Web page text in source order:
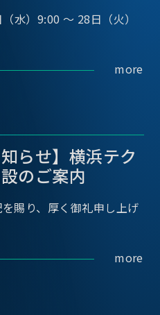
水）9:00 ～ 28日（火）
more
らせ】横浜テク
のご案内
賜り、厚く御礼申し上げ
more